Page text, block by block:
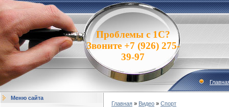
Проблемы с 1С?
Звоните +7 (926) 275-
39-97
Меню сайта
Главная » Видео » Спорт